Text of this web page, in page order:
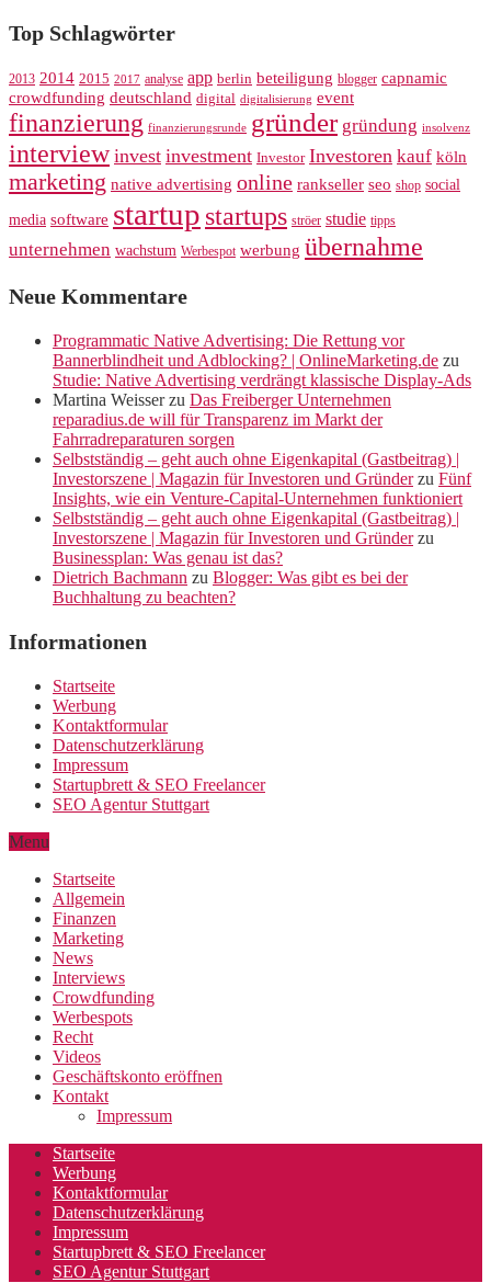
Top Schlagwörter
2013 2014 2015 2017 analyse app berlin beteiligung blogger capnamic
crowdfunding deutschland digital digitalisierung event
finanzierung finanzierungsrunde gründer gründung insolvenz
interview invest investment Investor Investoren kauf köln
marketing native advertising online rankseller seo shop social
media software startup startups ströer studie tipps
unternehmen wachstum Werbespot werbung übernahme
Neue Kommentare
Programmatic Native Advertising: Die Rettung vor
Bannerblindheit und Adblocking? | OnlineMarketing.de zu
Studie: Native Advertising verdrängt klassische Display-Ads
Martina Weisserzu Das Freiberger Unternehmen
reparadius.de will für Transparenz im Markt der
Fahrradreparaturen sorgen
Selbstständig – geht auch ohne Eigenkapital (Gastbeitrag) |
Investorszene | Magazin für Investoren und Gründerzu Fünf
Insights, wie ein Venture-Capital-Unternehmen funktioniert
Selbstständig – geht auch ohne Eigenkapital (Gastbeitrag) |
Investorszene | Magazin für Investoren und Gründerzu
Businessplan: Was genau ist das?
Dietrich Bachmann zu Blogger: Was gibt es bei der
Buchhaltung zu beachten?
Informationen
Startseite
Werbung
Kontaktformular
Datenschutzerklärung
Impressum
Startupbrett & SEO Freelancer
SEO Agentur Stuttgart
Menu
Startseite
Allgemein
Finanzen
Marketing
News
Interviews
Crowdfunding
Werbespots
Recht
Videos
Geschäftskonto eröffnen
Kontakt
Impressum
Startseite
Werbung
Kontaktformular
Datenschutzerklärung
Impressum
Startupbrett & SEO Freelancer
SEO Agentur Stuttgart